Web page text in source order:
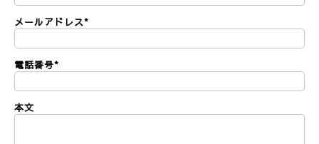
メールアドレス*
電話番号*
本文